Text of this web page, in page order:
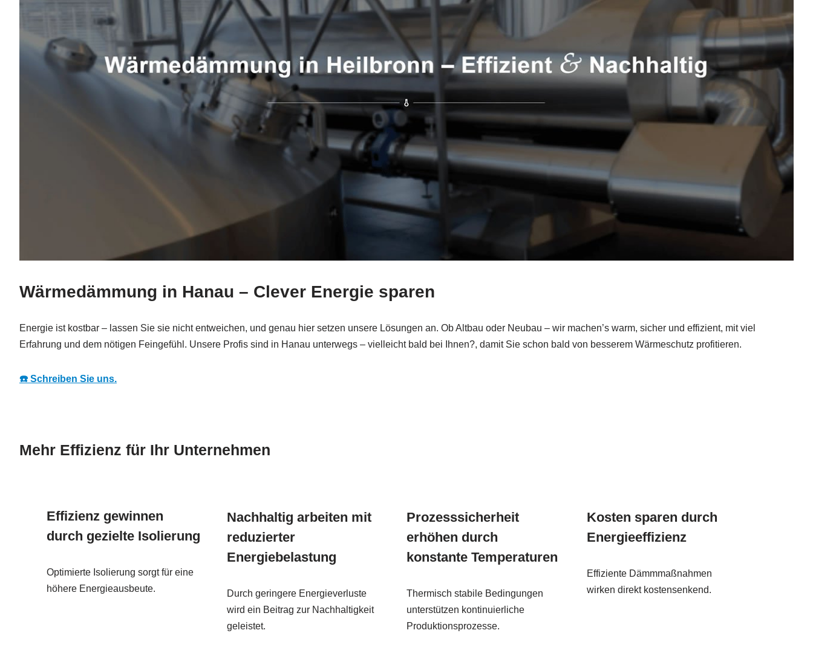
Wärmedämmung in Hanau – Clever Energie sparen
Energie ist kostbar – lassen Sie sie nicht entweichen, und genau hier setzen unsere Lösungen an. Ob Altbau oder Neubau – wir machen’s warm, sicher und effizient, mit viel
Erfahrung und dem nötigen Feingefühl. Unsere Profis sind in Hanau unterwegs – vielleicht bald bei Ihnen?, damit Sie schon bald von besserem Wärmeschutz profitieren.
☎️ Schreiben Sie uns.
Mehr Effizienz für Ihr Unternehmen
Effizienz gewinnen
durch gezielte Isolierung
Optimierte Isolierung sorgt für eine
höhere Energieausbeute.
Nachhaltig arbeiten mit
reduzierter
Energiebelastung
Durch geringere Energieverluste
wird ein Beitrag zur Nachhaltigkeit
geleistet.
Prozesssicherheit
erhöhen durch
konstante Temperaturen
Thermisch stabile Bedingungen
unterstützen kontinuierliche
Produktionsprozesse.
Kosten sparen durch
Energieeffizienz
Effiziente Dämmmaßnahmen
wirken direkt kostensenkend.